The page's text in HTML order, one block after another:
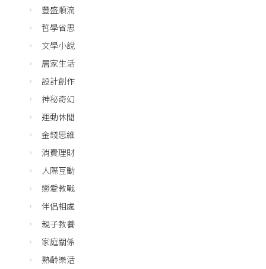
豐盛順流
哲學省思
文學小說
居家生活
設計創作
神秘奇幻
運動休閒
金錢思維
消費理財
人際互動
戀愛教戰
伴侶相處
親子教養
家庭關係
熟齡樂活